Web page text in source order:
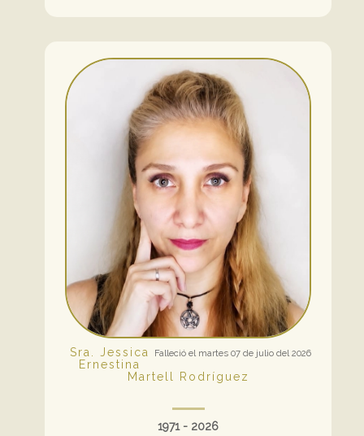
Falleció el martes 07 de julio del 2026
Sra. Jessica
Ernestina
Martell Rodríguez
1971 - 2026